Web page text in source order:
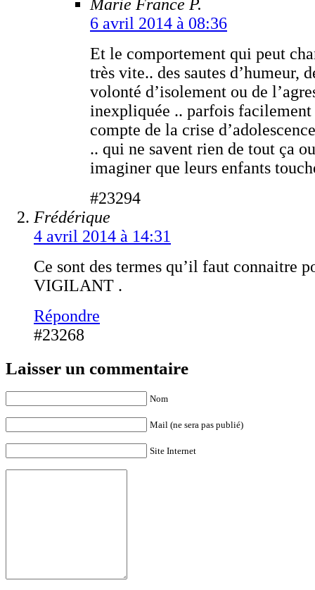
Marie France P.
6 avril 2014 à 08:36
Et le comportement qui peut
très vite.. des sautes d’humeur,
volonté d’isolement ou de
inexpliquée .. parfois facilement
compte de la crise
.. qui ne savent rien de tout ça
imaginer que leurs enfants
#23294
Frédérique
4 avril 2014 à 14:31
Ce sont des termes qu’il faut connaitre
VIGILANT .
Répondre
#23268
Laisser un commentaire
Nom
Mail (ne sera pas publié)
Site Internet